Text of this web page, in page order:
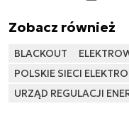
Zobacz również
BLACKOUT
POLSKIE SIECI
URZĄD REGULACJI